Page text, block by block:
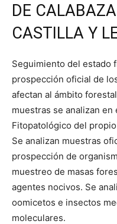
DE
CASTILLA Y
Seguimiento del estado
prospección oficial de
afectan al ámbito
muestras se analizan
Fitopatológico del
Se analizan muestras
prospección de
muestreo de masas
agentes nocivos. Se
oomicetos e insectos
moleculares.